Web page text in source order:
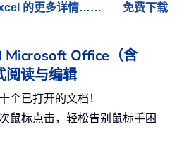
的更多详情…… 免费下载
Office（含
阅读与编辑
个已打开的文档！
鼠标点击，轻松告别鼠标手困